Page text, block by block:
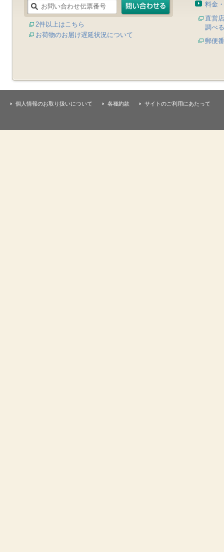
2件以上はこちら
お荷物のお届け遅延状況について
料金
直営
調べる
郵便
個人情報のお取り扱いについて 各種約款 サイトのご利用にあたって